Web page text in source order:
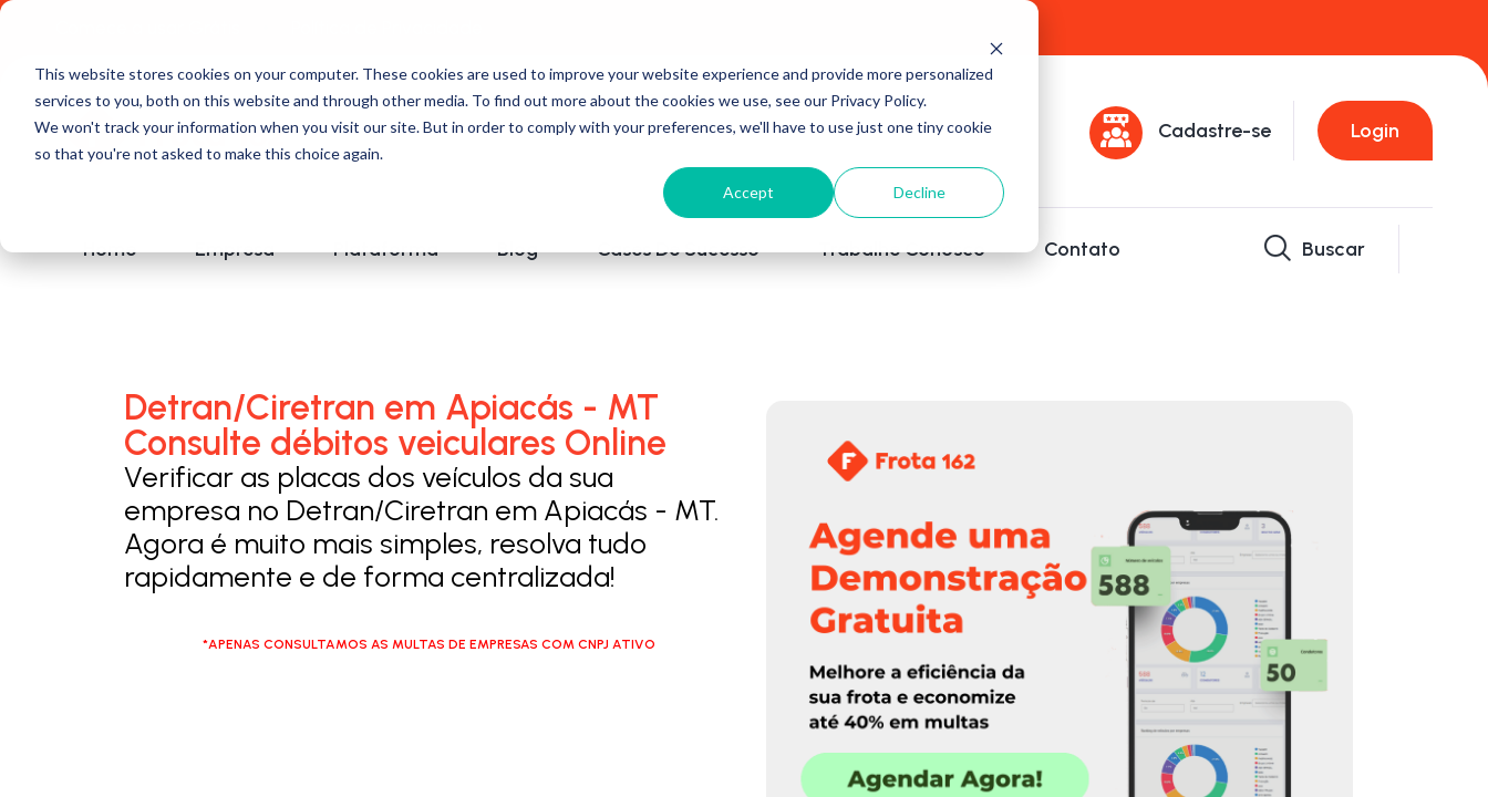
This website stores cookies on your computer. These cookies are used to improve your website experience and provide more personalized
services to you, both on this website and through other media. To find out more about the cookies we use, see our Privacy Policy.
We won't track your information when you visit our site. But in order to comply with your preferences, we'll have to use just one tiny cookie
so that you're not asked to make this choice again.
Accept Decline
Cadastre-se Login
Home Empresa Plataforma Blog Cases De Sucesso Trabalhe Conosco Contato Buscar
Detran/Ciretran em Apiacás - MT
Consulte débitos veiculares Online
Verificar as placas dos veículos da sua
empresa no Detran/Ciretran em Apiacás - MT.
Agora é muito mais simples, resolva tudo
rapidamente e de forma centralizada!
*APENAS CONSULTAMOS AS MULTAS DE EMPRESAS COM CNPJ ATIVO